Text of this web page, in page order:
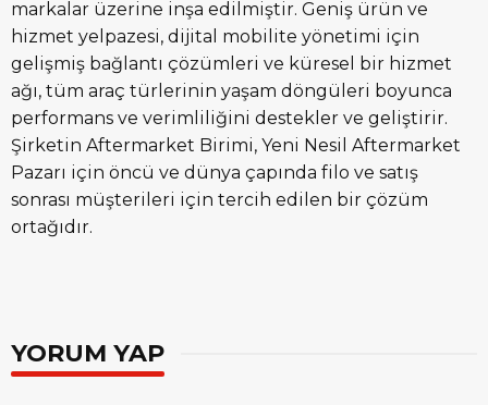
markalar üzerine inşa edilmiştir. Geniş ürün ve
hizmet yelpazesi, dijital mobilite yönetimi için
gelişmiş bağlantı çözümleri ve küresel bir hizmet
ağı, tüm araç türlerinin yaşam döngüleri boyunca
performans ve verimliliğini destekler ve geliştirir.
Şirketin Aftermarket Birimi, Yeni Nesil Aftermarket
Pazarı için öncü ve dünya çapında filo ve satış
sonrası müşterileri için tercih edilen bir çözüm
ortağıdır.
YORUM YAP